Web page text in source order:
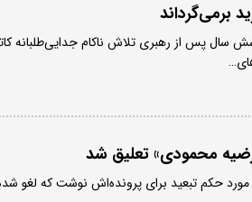
برمی‌گرداند
پس از رهبری تلاش ناکام جدایی‌طلبانه
محمودی» تعلیق شد
مورد حکم تبعید برای پرونده‌اش نوشت که لغو